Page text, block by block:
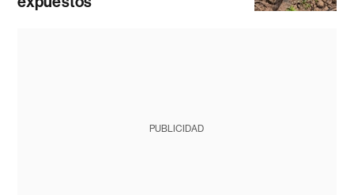
PUBLICIDAD